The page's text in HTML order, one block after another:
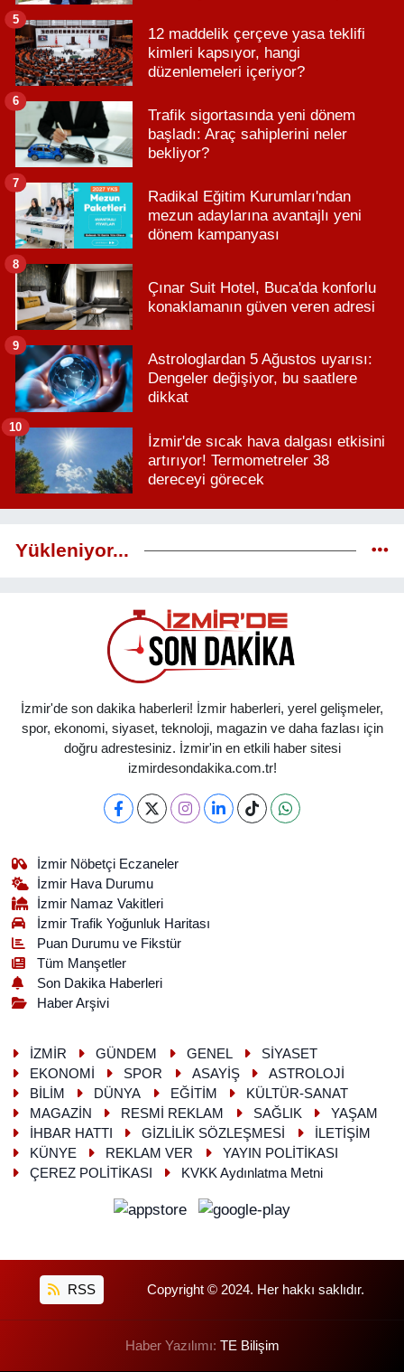
12 maddelik çerçeve yasa teklifi
kimleri kapsıyor, hangi
düzenlemeleri içeriyor?
5
Trafik sigortasında yeni dönem
başladı: Araç sahiplerini neler
bekliyor?
6
Radikal Eğitim Kurumları'ndan
mezun adaylarına avantajlı yeni
dönem kampanyası
7
Çınar Suit Hotel, Buca'da konforlu
konaklamanın güven veren adresi
8
Astrologlardan 5 Ağustos uyarısı:
Dengeler değişiyor, bu saatlere
dikkat
9
İzmir'de sıcak hava dalgası etkisini
artırıyor! Termometreler 38
dereceyi görecek
10
Yükleniyor...
İzmir'de son dakika haberleri! İzmir haberleri, yerel gelişmeler,
spor, ekonomi, siyaset, teknoloji, magazin ve daha fazlası için
doğru adrestesiniz. İzmir'in en etkili haber sitesi
izmirdesondakika.com.tr!
İzmir Nöbetçi Eczaneler
İzmir Hava Durumu
İzmir Namaz Vakitleri
İzmir Trafik Yoğunluk Haritası
Puan Durumu ve Fikstür
Tüm Manşetler
Son Dakika Haberleri
Haber Arşivi
İZMİR GÜNDEM GENEL
SİYASET
EKONOMİ
SPOR ASAYİŞ
ASTROLOJİ
BİLİM
DÜNYA EĞİTİM
KÜLTÜR-SANAT
MAGAZİN
RESMİ REKLAM SAĞLIK
YAŞAM
İHBAR HATTI
GİZLİLİK SÖZLEŞMESİ
İLETİŞİM
KÜNYE
REKLAM VER
YAYIN POLİTİKASI
ÇEREZ POLİTİKASI
KVKK Aydınlatma Metni
RSS Copyright © 2024. Her hakkı saklıdır.
Haber Yazılımı: TE Bilişim